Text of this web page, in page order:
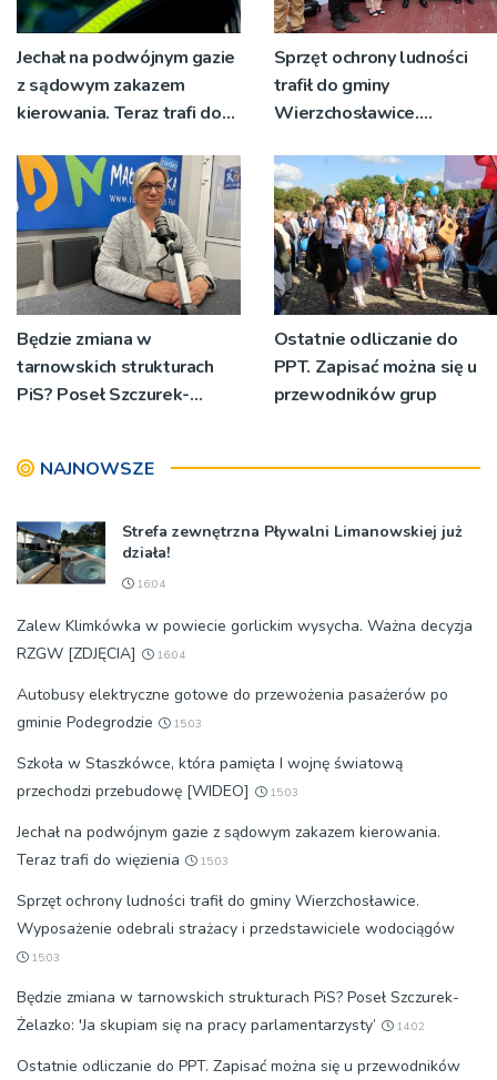
Jechał na podwójnym gazie
z sądowym zakazem
kierowania. Teraz trafi do
Sprzęt ochrony ludności
trafił do gminy
Wierzchosławice.
strażacy i przedstawiciele
wodociągów
Będzie zmiana w
tarnowskich strukturach
PiS? Poseł Szczurek-
Ostatnie odliczanie do
PPT. Zapisać można się u
przewodników grup
NAJNOWSZE
Strefa zewnętrzna Pływalni Limanowskiej już
działa!
16:04
Zalew Klimkówka w powiecie gorlickim wysycha. Ważna decyzja
RZGW [ZDJĘCIA]
16:04
Autobusy elektryczne gotowe do przewożenia pasażerów po
gminie Podegrodzie
15:03
Szkoła w Staszkówce, która pamięta I wojnę światową
przechodzi przebudowę [WIDEO]
15:03
Jechał na podwójnym gazie z sądowym zakazem kierowania.
Teraz trafi do więzienia
15:03
Sprzęt ochrony ludności trafił do gminy Wierzchosławice.
Wyposażenie odebrali strażacy i przedstawiciele wodociągów
15:03
Będzie zmiana w tarnowskich strukturach PiS? Poseł Szczurek-
Żelazko: 'Ja skupiam się na pracy parlamentarzysty’
14:02
Ostatnie odliczanie do PPT. Zapisać można się u przewodników